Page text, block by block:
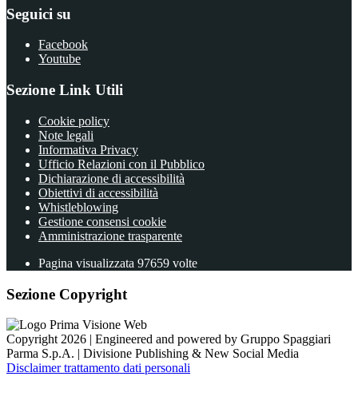
Seguici su
Facebook
Youtube
Sezione Link Utili
Cookie policy
Note legali
Informativa Privacy
Ufficio Relazioni con il Pubblico
Dichiarazione di accessibilità
Obiettivi di accessibilità
Whistleblowing
Gestione consensi cookie
Amministrazione trasparente
Pagina visualizzata 97659 volte
Sezione Copyright
Copyright 2026 | Engineered and powered by Gruppo Spaggiari
Parma S.p.A. | Divisione Publishing & New Social Media
Disclaimer trattamento dati personali